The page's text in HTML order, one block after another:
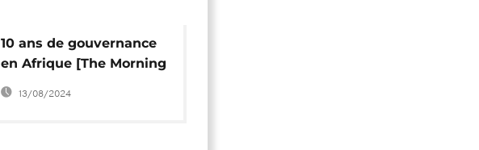
10 ans de gouvernance
en Afrique [The Morning
Call]
13/08/2024